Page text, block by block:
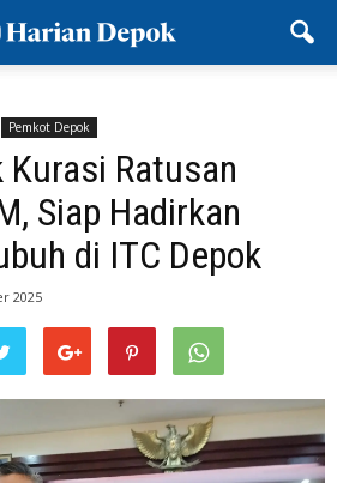
Pemkot Depok
Kurasi Ratusan
Siap Hadirkan
di ITC Depok
2025